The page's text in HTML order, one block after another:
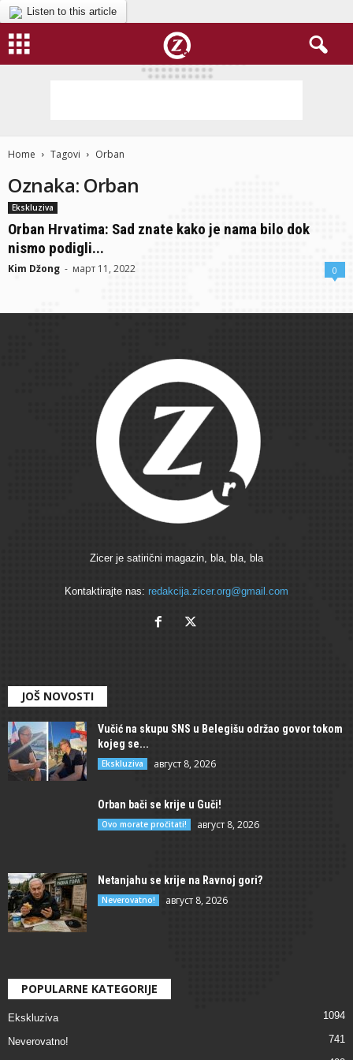
Listen to this article
Home Tagovi Orban
Oznaka: Orban
Ekskluziva
Orban Hrvatima: Sad znate kako je nama bilo dok
nismo podigli...
Kim Džong - март 11, 2022 0
Zicer je satirični magazin, bla, bla, bla
Kontaktirajte nas: redakcija.zicer.org@gmail.com
JOŠ NOVOSTI
Vučić na skupu SNS u Belegišu održao govor tokom
kojeg se...
Ekskluziva август 8, 2026
Orban bači se krije u Guči!
Ovo morate pročitati! август 8, 2026
Netanjahu se krije na Ravnoj gori?
Neverovatno! август 8, 2026
POPULARNE KATEGORIJE
Ekskluziva 1094
Neverovatno! 741